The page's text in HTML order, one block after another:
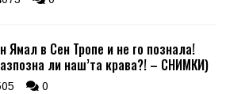
в Сен Тропе и не го познала!
ли наш’та крава?! – СНИМКИ)
0